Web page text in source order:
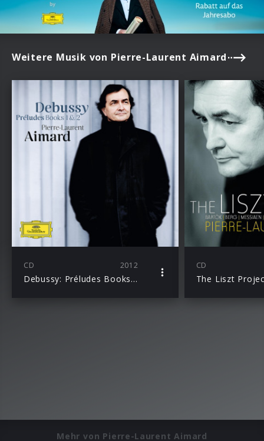
Weitere Musik von Pierre-Laurent Aimard
CD 2012
Debussy: Préludes Books 1 & 2
CD
The Liszt
Mehr von Pierre-Laurent Aimard